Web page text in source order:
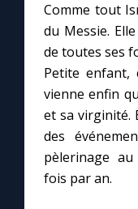
Chapelet pour le
Faire un don
Marie de Nazareth
Comme tout
du Messie.
de toutes ses
Petite enfant,
vienne enfin
et sa virginité.
des
pèlerinage
fois par an.